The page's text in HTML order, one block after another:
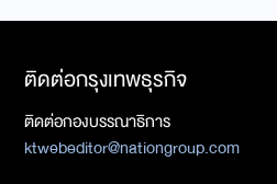
ติดต่อกรุงเทพธุรกิจ
ติดต่อกองบรรณาธิการ
ktwebeditor@nationgroup.com